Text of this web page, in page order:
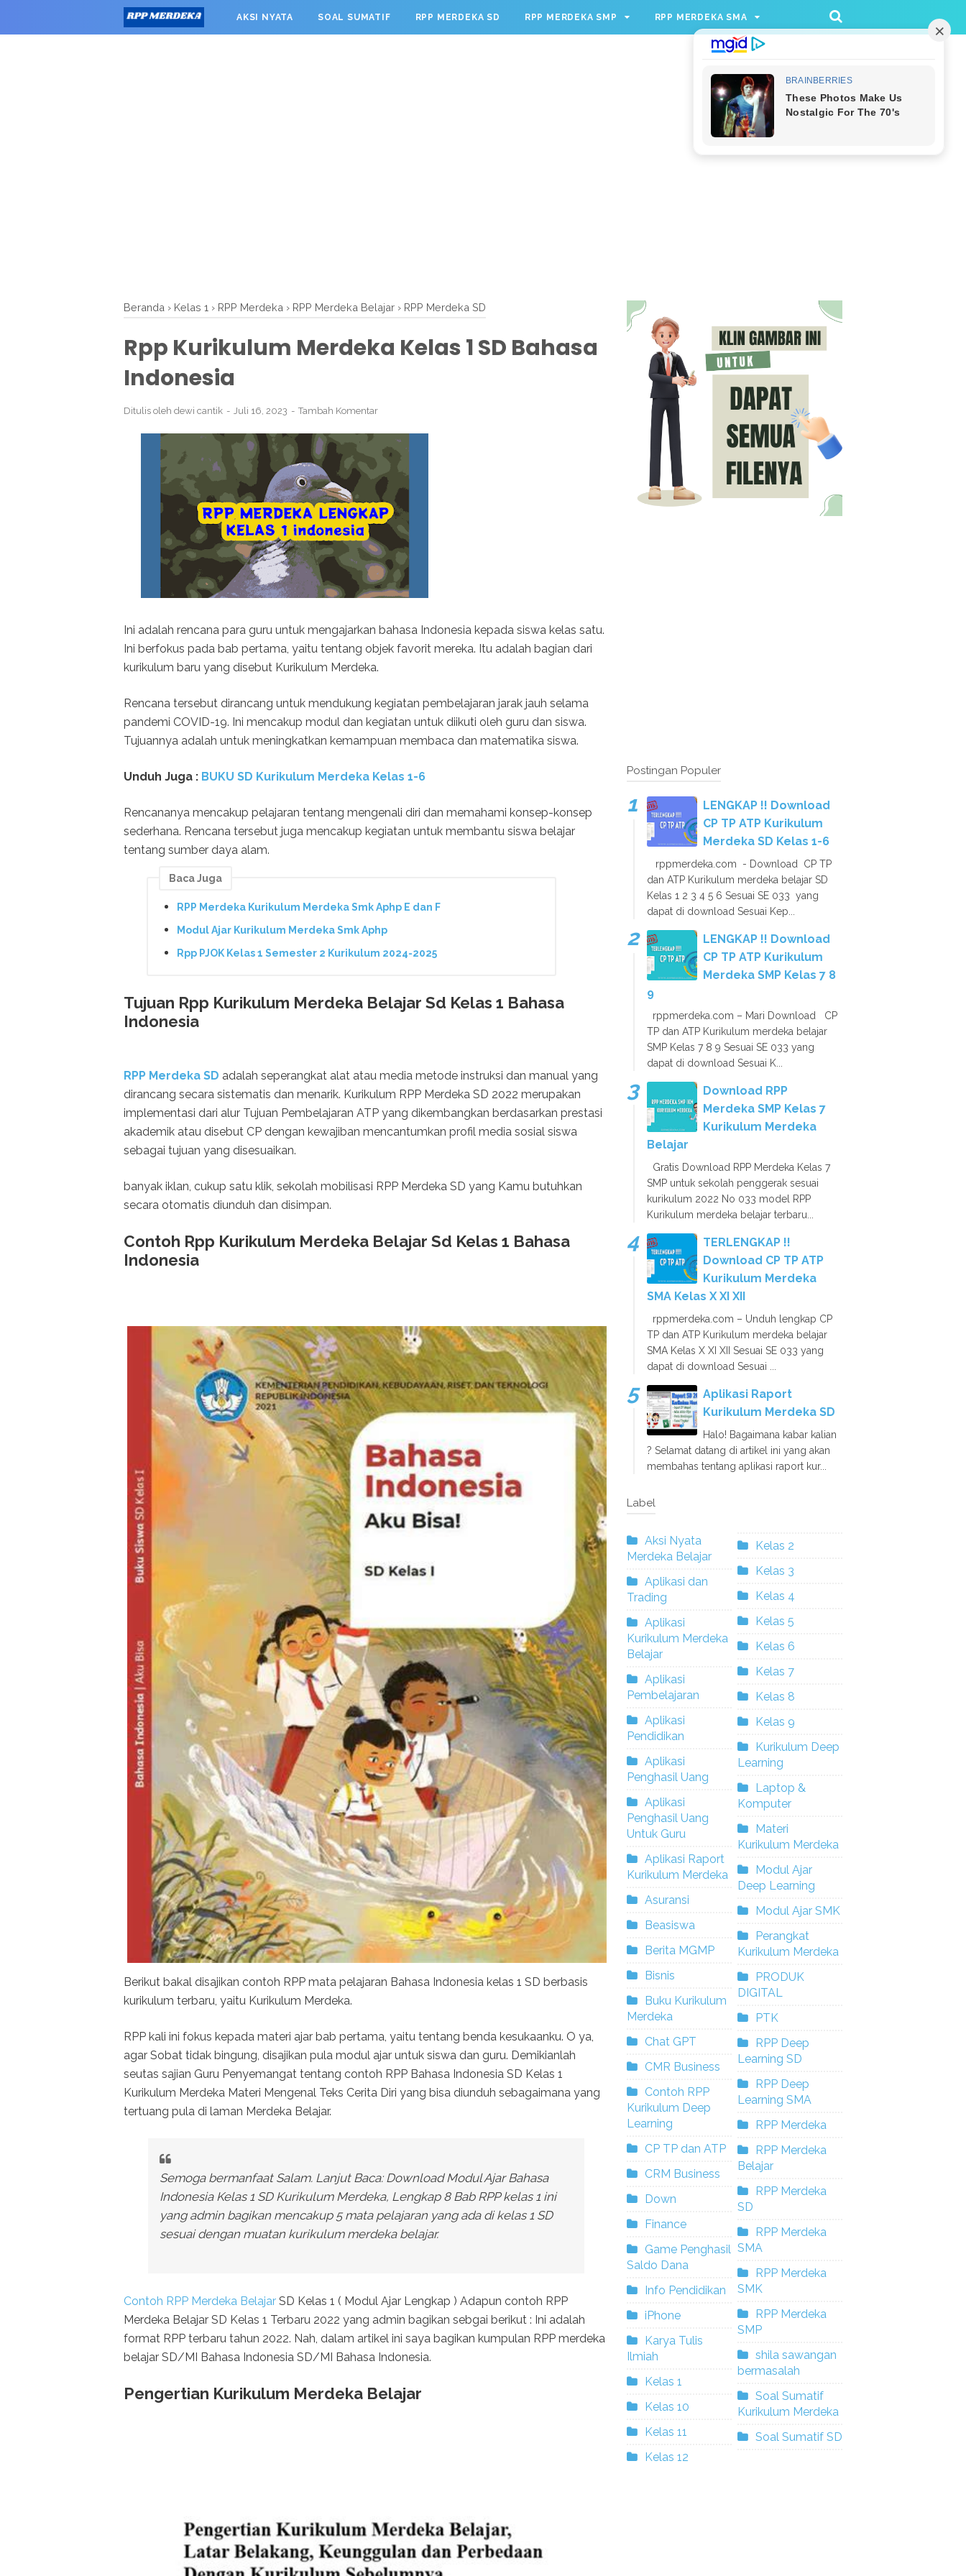
window.googletag = window.googletag || {cmd: []}; googletag.cmd.push(function() { googletag.defineSlot('/23209888932/rppmer', [336, 280], 'div-gpt-ad-1733174991559-
0').addService(googletag.pubads()); googletag.pubads().enableSingleRequest(); googletag.enableServices(); });
AKSI NYATA SOAL SUMATIF RPP MERDEKA SD RPP MERDEKA SMP RPP MERDEKA SMA
Beranda › Kelas 1 › RPP Merdeka › RPP Merdeka Belajar › RPP Merdeka SD
Rpp Kurikulum Merdeka Kelas 1 SD Bahasa
Indonesia
Ditulis oleh dewi cantik Juli 16, 2023 Tambah Komentar
Ini adalah rencana para guru untuk mengajarkan bahasa Indonesia kepada siswa kelas satu.
Ini berfokus pada bab pertama, yaitu tentang objek favorit mereka. Itu adalah bagian dari
kurikulum baru yang disebut Kurikulum Merdeka.
Rencana tersebut dirancang untuk mendukung kegiatan pembelajaran jarak jauh selama
pandemi COVID-19. Ini mencakup modul dan kegiatan untuk diikuti oleh guru dan siswa.
Tujuannya adalah untuk meningkatkan kemampuan membaca dan matematika siswa.
Unduh Juga : BUKU SD Kurikulum Merdeka Kelas 1-6
Rencananya mencakup pelajaran tentang mengenali diri dan memahami konsep-konsep
sederhana. Rencana tersebut juga mencakup kegiatan untuk membantu siswa belajar
tentang sumber daya alam.
Baca Juga
RPP Merdeka Kurikulum Merdeka Smk Aphp E dan F
Modul Ajar Kurikulum Merdeka Smk Aphp
Rpp PJOK Kelas 1 Semester 2 Kurikulum 2024-2025
Tujuan Rpp Kurikulum Merdeka Belajar Sd Kelas 1 Bahasa
Indonesia
RPP Merdeka SD adalah seperangkat alat atau media metode instruksi dan manual yang
dirancang secara sistematis dan menarik. Kurikulum RPP Merdeka SD 2022 merupakan
implementasi dari alur Tujuan Pembelajaran ATP yang dikembangkan berdasarkan prestasi
akademik atau disebut CP dengan kewajiban mencantumkan profil media sosial siswa
sebagai tujuan yang disesuaikan.
banyak iklan, cukup satu klik, sekolah mobilisasi RPP Merdeka SD yang Kamu butuhkan
secara otomatis diunduh dan disimpan.
Contoh Rpp Kurikulum Merdeka Belajar Sd Kelas 1 Bahasa
Indonesia
Berikut bakal disajikan contoh RPP mata pelajaran Bahasa Indonesia kelas 1 SD berbasis
kurikulum terbaru, yaitu Kurikulum Merdeka.
RPP kali ini fokus kepada materi ajar bab pertama, yaitu tentang benda kesukaanku. O ya,
agar Sobat tidak bingung, disajikan pula modul ajar untuk siswa dan guru. Demikianlah
seutas sajian Guru Penyemangat tentang contoh RPP Bahasa Indonesia SD Kelas 1
Kurikulum Merdeka Materi Mengenal Teks Cerita Diri yang bisa diunduh sebagaimana yang
tertuang pula di laman Merdeka Belajar.
Semoga bermanfaat Salam. Lanjut Baca: Download Modul Ajar Bahasa
Indonesia Kelas 1 SD Kurikulum Merdeka, Lengkap 8 Bab RPP kelas 1 ini
yang admin bagikan mencakup 5 mata pelajaran yang ada di kelas 1 SD
sesuai dengan muatan kurikulum merdeka belajar.
Contoh RPP Merdeka Belajar SD Kelas 1 ( Modul Ajar Lengkap ) Adapun contoh RPP
Merdeka Belajar SD Kelas 1 Terbaru 2022 yang admin bagikan sebgai berikut : Ini adalah
format RPP terbaru tahun 2022. Nah, dalam artikel ini saya bagikan kumpulan RPP merdeka
belajar SD/MI Bahasa Indonesia SD/MI Bahasa Indonesia.
Pengertian Kurikulum Merdeka Belajar
Postingan Populer
LENGKAP !! Download
CP TP ATP Kurikulum
Merdeka SD Kelas 1-6
rppmerdeka.com - Download CP TP
dan ATP Kurikulum merdeka belajar SD
Kelas 1 2 3 4 5 6 Sesuai SE 033 yang
dapat di download Sesuai Kep...
LENGKAP !! Download
CP TP ATP Kurikulum
Merdeka SMP Kelas 7 8
9
rppmerdeka.com – Mari Download CP
TP dan ATP Kurikulum merdeka belajar
SMP Kelas 7 8 9 Sesuai SE 033 yang
dapat di download Sesuai K...
Download RPP
Merdeka SMP Kelas 7
Kurikulum Merdeka
Belajar
Gratis Download RPP Merdeka Kelas 7
SMP untuk sekolah penggerak sesuai
kurikulum 2022 No 033 model RPP
Kurikulum merdeka belajar terbaru...
TERLENGKAP !!
Download CP TP ATP
Kurikulum Merdeka
SMA Kelas X XI XII
rppmerdeka.com – Unduh lengkap CP
TP dan ATP Kurikulum merdeka belajar
SMA Kelas X XI XII Sesuai SE 033 yang
dapat di download Sesuai ...
Aplikasi Raport
Kurikulum Merdeka SD
Halo! Bagaimana kabar kalian
? Selamat datang di artikel ini yang akan
membahas tentang aplikasi raport kur...
Label
Aksi Nyata
Merdeka Belajar
Aplikasi dan
Trading
Aplikasi
Kurikulum Merdeka
Belajar
Aplikasi
Pembelajaran
Aplikasi
Pendidikan
Aplikasi
Penghasil Uang
Aplikasi
Penghasil Uang
Untuk Guru
Aplikasi Raport
Kurikulum Merdeka
Asuransi
Beasiswa
Berita MGMP
Bisnis
Buku Kurikulum
Merdeka
Chat GPT
CMR Business
Contoh RPP
Kurikulum Deep
Learning
CP TP dan ATP
CRM Business
Down
Finance
Game Penghasil
Saldo Dana
Info Pendidikan
iPhone
Karya Tulis
Ilmiah
Kelas 1
Kelas 10
Kelas 11
Kelas 12
Kelas 2
Kelas 3
Kelas 4
Kelas 5
Kelas 6
Kelas 7
Kelas 8
Kelas 9
Kurikulum Deep
Learning
Laptop &
Komputer
Materi
Kurikulum Merdeka
Modul Ajar
Deep Learning
Modul Ajar SMK
Perangkat
Kurikulum Merdeka
PRODUK
DIGITAL
PTK
RPP Deep
Learning SD
RPP Deep
Learning SMA
RPP Merdeka
RPP Merdeka
Belajar
RPP Merdeka
SD
RPP Merdeka
SMA
RPP Merdeka
SMK
RPP Merdeka
SMP
shila sawangan
bermasalah
Soal Sumatif
Kurikulum Merdeka
Soal Sumatif SD